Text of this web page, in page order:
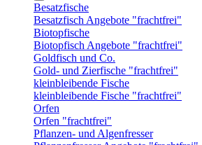
Besatzfische
Besatzfisch Angebote "frachtfrei"
Biotopfische
Biotopfisch Angebote "frachtfrei"
Goldfisch und Co.
Gold- und Zierfische "frachtfrei"
kleinbleibende Fische
kleinbleibende Fische "frachtfrei"
Orfen
Orfen "frachtfrei"
Pflanzen- und Algenfresser